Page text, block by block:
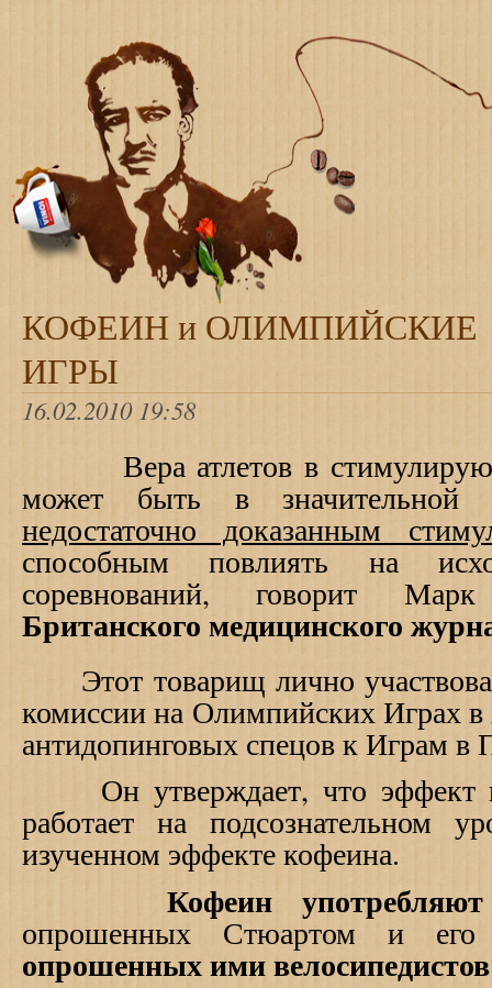
КОФЕИН и ОЛИМПИЙСКИЕ
ИГРЫ
16.02.2010 19:58
Вера атлетов в
может быть в значительной
недостаточно доказанным
способным повлиять на
соревнований, говорит
Британскогомедицинского
Этот товарищ лично
комиссии на Олимпийских Играх в
антидопинговых спецов к Играм в
Он утверждает, что эффект
работает на подсознательном
изученном эффекте кофеина.
Кофеин употребляют
опрошенных Стюартом и
опрошенных ими велосипедистов